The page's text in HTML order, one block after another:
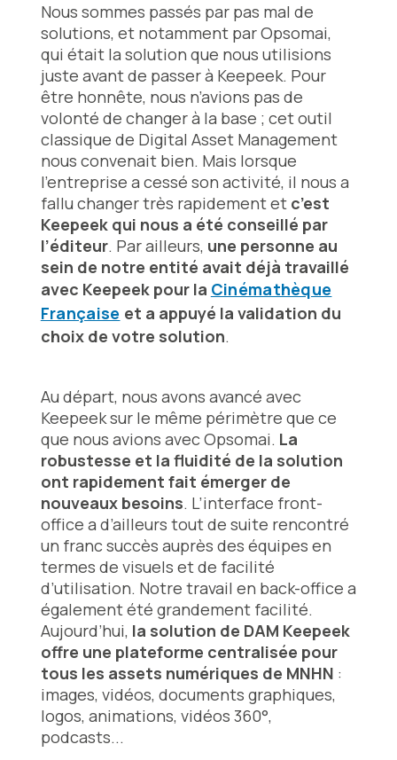
Nous sommes passés par pas mal de
solutions, et notamment par Opsomai,
qui était la solution que nous utilisions
juste avant de passer à Keepeek. Pour
être honnête, nous n’avions pas de
volonté de changer à la base ; cet outil
classique de Digital Asset Management
nous convenait bien. Mais lorsque
l'entreprise a cessé son activité, il nous a
fallu changer très rapidement et c’est
Keepeek qui nous a été conseillé par
l’éditeur. Par ailleurs, une personne au
sein de notre entité avait déjà travaillé
avec Keepeek pour la Cinémathèque
Française et a appuyé la validation du
choix de votre solution.
Au départ, nous avons avancé avec
Keepeek sur le même périmètre que ce
que nous avions avec Opsomai. La
robustesse et la fluidité de la solution
ont rapidement fait émerger de
nouveaux besoins. L’interface front-
office a d’ailleurs tout de suite rencontré
un franc succès auprès des équipes en
termes de visuels et de facilité
d’utilisation. Notre travail en back-office a
également été grandement facilité.
Aujourd’hui, la solution de DAM Keepeek
offre une plateforme centralisée pour
tous les assets numériques de MNHN :
images, vidéos, documents graphiques,
logos, animations, vidéos 360°,
podcasts...